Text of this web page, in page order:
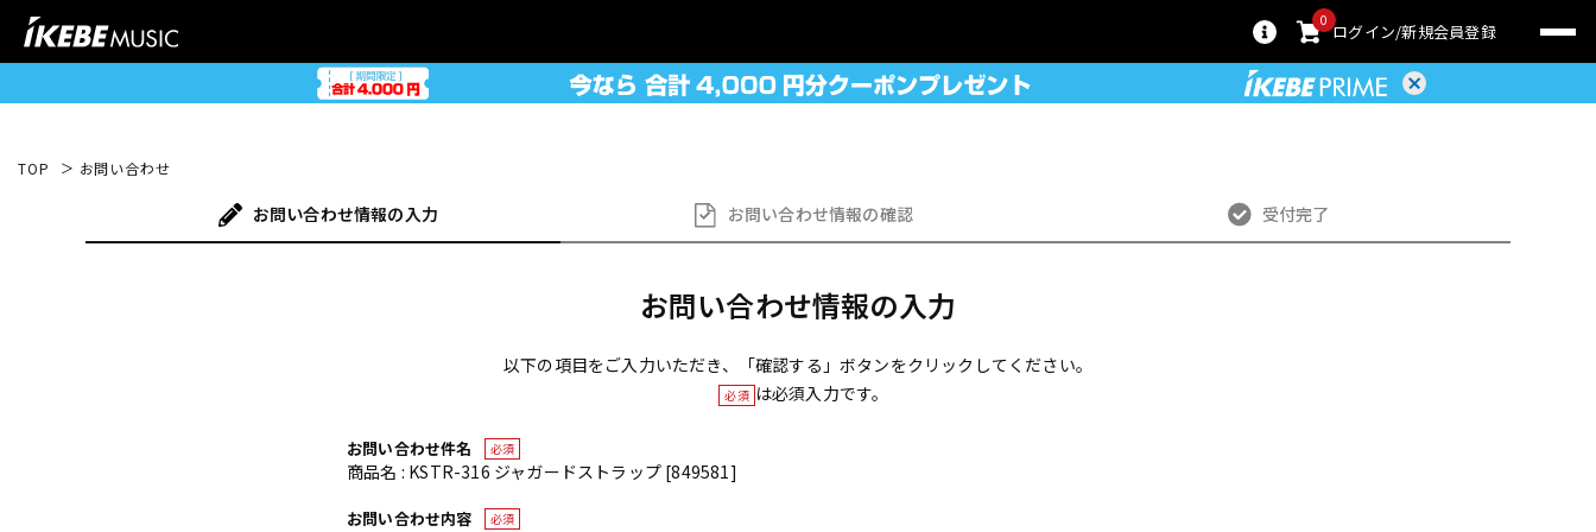
0
ログイン 新規会員登録
TOP お問い合わせ
お問い合わせ情報の入力 お問い合わせ情報の確認 受付完了
お問い合わせ情報の入力
以下の項目をご入力いただき、「確認する」ボタンをクリックしてください。
必須 は必須入力です。
お問い合わせ件名 必須
商品名 : KSTR-316 ジャガードストラップ [849581]
お問い合わせ内容 必須